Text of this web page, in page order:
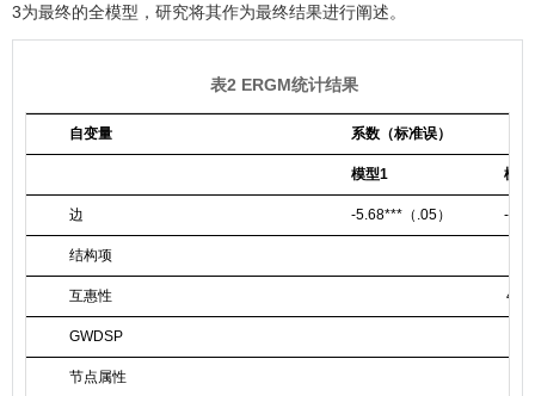
3为最终的全模型，研究将其作为最终结果进行阐述。
表2 ERGM统计结果
自变量 系数（标准误）
模型1 模
边 -5.68***（.05） -
结构项
互惠性
GWDSP
节点属性